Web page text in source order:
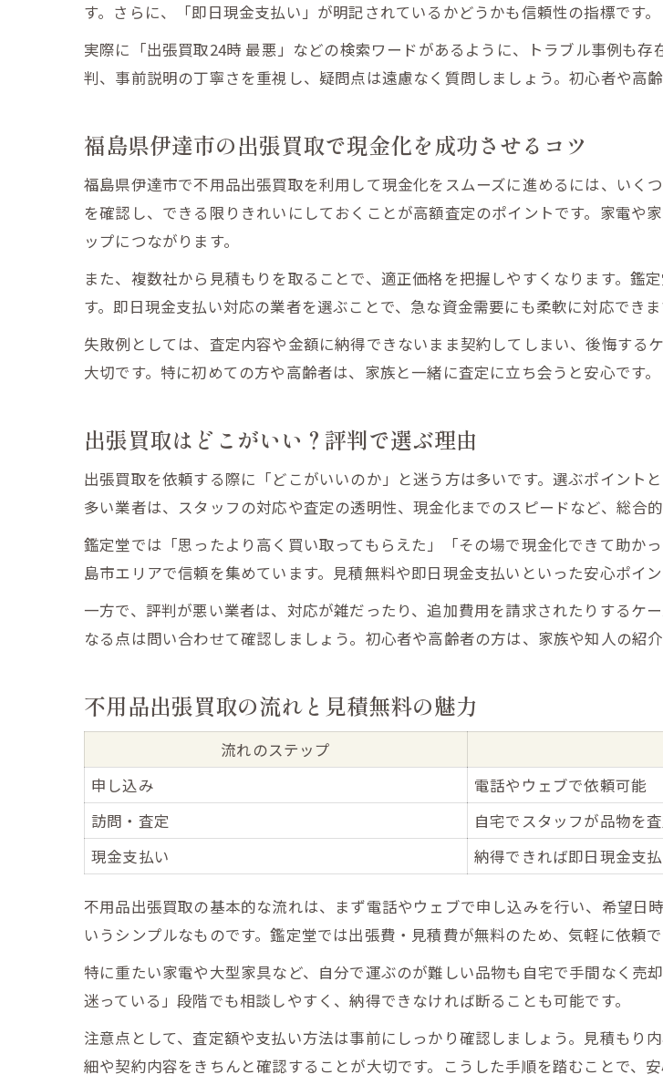
不用品出張買取なら鑑定堂へご相談がお
不用品出張買取なら鑑定堂にご相
見積無料と即日現金支払いの安心感
出張買取を初めて利用する方へのア
鑑定堂での買取体験談と満足度
す。さらに、「即日現金支払い」が明記されているかどうかも信頼性の指標です。
実際に「出張買取24時 最悪」などの検索ワードがあるように、トラブル事例も
判、事前説明の丁寧さを重視し、疑問点は遠慮なく質問しましょう。初心者や高
福島県伊達市の出張買取で現金化を成功させるコツ
福島県伊達市で不用品出張買取を利用して現金化をスムーズに進めるには、いく
を確認し、できる限りきれいにしておくことが高額査定のポイントです。家電や
ップにつながります。
また、複数社から見積もりを取ることで、適正価格を把握しやすくなります。鑑
す。即日現金支払い対応の業者を選ぶことで、急な資金需要にも柔軟に対応できま
失敗例としては、査定内容や金額に納得できないまま契約してしまい、後悔する
大切です。特に初めての方や高齢者は、家族と一緒に査定に立ち会うと安心です。
出張買取はどこがいい？評判で選ぶ理由
出張買取を依頼する際に「どこがいいのか」と迷う方は多いです。選ぶポイント
多い業者は、スタッフの対応や査定の透明性、現金化までのスピードなど、総合
鑑定堂では「思ったより高く買い取ってもらえた」「その場で現金化できて助か
島市エリアで信頼を集めています。見積無料や即日現金支払いといった安心ポイン
一方で、評判が悪い業者は、対応が雑だったり、追加費用を請求されたりするケ
なる点は問い合わせて確認しましょう。初心者や高齢者の方は、家族や知人の紹
不用品出張買取の流れと見積無料の魅力
流れのステップ
申し込み
電話やウェブで依頼可能
訪問・査定
自宅でスタッフが品物を
現金支払い
納得できれば即日現金支
不用品出張買取の基本的な流れは、まず電話やウェブで申し込みを行い、希望日
いうシンプルなものです。鑑定堂では出張費・見積費が無料のため、気軽に依頼で
特に重たい家電や大型家具など、自分で運ぶのが難しい品物も自宅で手間なく売
迷っている」段階でも相談しやすく、納得できなければ断ることも可能です。
注意点として、査定額や支払い方法は事前にしっかり確認しましょう。見積もり
細や契約内容をきちんと確認することが大切です。こうした手順を踏むことで、